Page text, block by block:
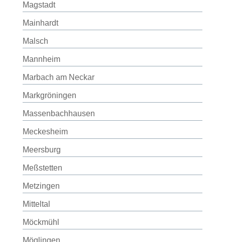
Magstadt
Mainhardt
Malsch
Mannheim
Marbach am Neckar
Markgröningen
Massenbachhausen
Meckesheim
Meersburg
Meßstetten
Metzingen
Mitteltal
Möckmühl
Möglingen